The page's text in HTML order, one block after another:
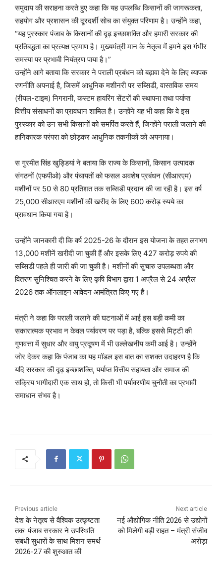
समुदाय की सराहना करते हुए कहा कि यह उपलब्धि किसानों की जागरूकता,
सहयोग और प्रशासन की दूरदर्शी सोच का संयुक्त परिणाम है। उन्होंने कहा,
“यह पुरस्कार पंजाब के किसानों की दृढ़ इच्छाशक्ति और हमारी सरकार की
प्रतिबद्धता का प्रत्यक्ष प्रमाण है। मुख्यमंत्री मान के नेतृत्व में हमने इस गंभीर
समस्या पर प्रभावी नियंत्रण पाया है।”
उन्होंने आगे बताया कि सरकार ने पराली प्रबंधन को बढ़ावा देने के लिए व्यापक
रणनीति अपनाई है, जिसमें आधुनिक मशीनरी पर सब्सिडी, वास्तविक समय
(रीयल-टाइम) निगरानी, कस्टम हायरिंग सेंटरों की स्थापना तथा पर्याप्त
वित्तीय संसाधनों का प्रावधान शामिल है। उन्होंने यह भी कहा कि वे इस
पुरस्कार को उन सभी किसानों को समर्पित करते हैं, जिन्होंने पराली जलाने की
हानिकारक परंपरा को छोड़कर आधुनिक तकनीकों को अपनाया।
स गुरमीत सिंह खुड्डियां ने बताया कि राज्य के किसानों, किसान उत्पादक
संगठनों (एफपीओ) और पंचायतों को फसल अवशेष प्रबंधन (सीआरएम)
मशीनों पर 50 से 80 प्रतिशत तक सब्सिडी प्रदान की जा रही है। इस वर्ष
25,000 सीआरएम मशीनों की खरीद के लिए 600 करोड़ रुपये का
प्रावधान किया गया है।
उन्होंने जानकारी दी कि वर्ष 2025-26 के दौरान इस योजना के तहत लगभग
13,000 मशीनें खरीदी जा चुकी हैं और इसके लिए 427 करोड़ रुपये की
सब्सिडी पहले ही जारी की जा चुकी है। मशीनों की सुचारु उपलब्धता और
वितरण सुनिश्चित करने के लिए कृषि विभाग द्वारा 1 अप्रैल से 24 अप्रैल
2026 तक ऑनलाइन आवेदन आमंत्रित किए गए हैं।
मंत्री ने कहा कि पराली जलाने की घटनाओं में आई इस बड़ी कमी का
सकारात्मक प्रभाव न केवल पर्यावरण पर पड़ा है, बल्कि इससे मिट्टी की
गुणवत्ता में सुधार और वायु प्रदूषण में भी उल्लेखनीय कमी आई है। उन्होंने
जोर देकर कहा कि पंजाब का यह मॉडल इस बात का सशक्त उदाहरण है कि
यदि सरकार की दृढ़ इच्छाशक्ति, पर्याप्त वित्तीय सहायता और समाज की
सक्रिय भागीदारी एक साथ हो, तो किसी भी पर्यावरणीय चुनौती का प्रभावी
समाधान संभव है।
Previous article
देश के नेतृत्व से वैश्विक उत्कृष्टता
तक: पंजाब सरकार ने उपस्थिति
संबंधी सुधारों के साथ मिशन समर्थ
2026-27 की शुरुआत की
Next article
नई औद्योगिक नीति 2026 से उद्योगों
को मिलेगी बड़ी राहत – मंत्री संजीव
अरोड़ा